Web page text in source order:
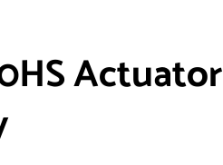
Actuator